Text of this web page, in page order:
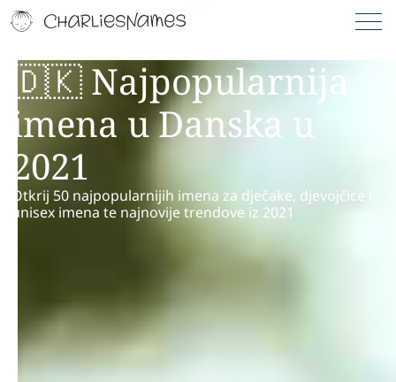
🇩🇰 Najpopularnija
imena u Danska u
2021
Otkrij 50 najpopularnijih imena za dječake, djevojčice i
unisex imena te najnovije trendove iz 2021